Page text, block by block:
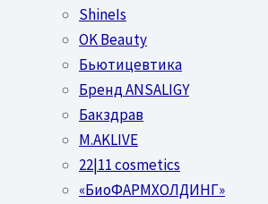
ShineIs
OK Beauty
Бьютицевтика
Бренд ANSALIGY
Бакздрав
M.AKLIVE
22|11 cosmetics
«БиоФАРМХОЛДИНГ»